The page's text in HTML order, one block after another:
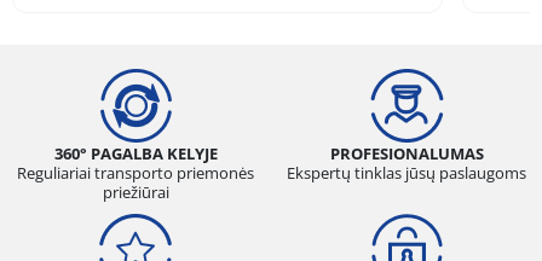
360° PAGALBA KELYJE
Reguliariai transporto priemonės
priežiūrai
PROFESIONALUMAS
Ekspertų tinklas jūsų paslaugoms